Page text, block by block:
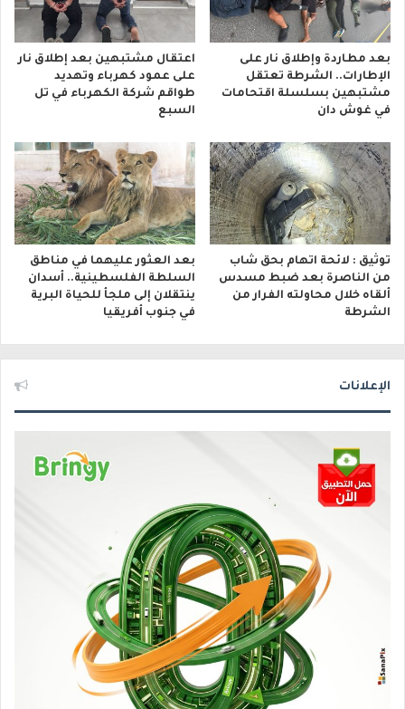
بعد مطاردة وإطلاق نار على
الإطارات.. الشرطة تعتقل
مشتبهين بسلسلة اقتحامات
في غوش دان
اعتقال مشتبهين بعد إطلاق نار
على عمود كهرباء وتهديد
طواقم شركة الكهرباء في تل
السبع
توثيق : لائحة اتهام بحق شاب
من الناصرة بعد ضبط مسدس
ألقاه خلال محاولته الفرار من
الشرطة
بعد العثور عليهما في مناطق
السلطة الفلسطينية.. أسدان
ينتقلان إلى ملجأ للحياة البرية
في جنوب أفريقيا
الإعلانات